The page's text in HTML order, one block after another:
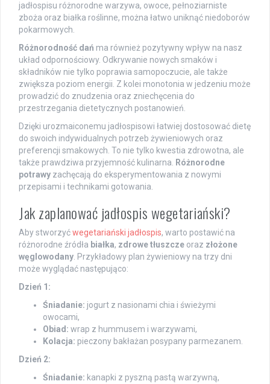
jadłospisu różnorodne warzywa, owoce, pełnoziarniste
zboża oraz białka roślinne, można łatwo uniknąć niedoborów
pokarmowych.
Różnorodność dań ma również pozytywny wpływ na nasz
układ odpornościowy. Odkrywanie nowych smaków i
składników nie tylko poprawia samopoczucie, ale także
zwiększa poziom energii. Z kolei monotonia w jedzeniu może
prowadzić do znudzenia oraz zniechęcenia do
przestrzegania dietetycznych postanowień.
Dzięki urozmaiconemu jadłospisowi łatwiej dostosować dietę
do swoich indywidualnych potrzeb żywieniowych oraz
preferencji smakowych. To nie tylko kwestia zdrowotna, ale
także prawdziwa przyjemność kulinarna.
Różnorodne
potrawy zachęcają do eksperymentowania z nowymi
przepisami i technikami gotowania.
Jak zaplanować jadłospis wegetariański?
Aby stworzyćwegetariański jadłospis, warto postawić na
różnorodne źródła białka, zdrowe tłuszcze oraz złożone
węglowodany . Przykładowy plan żywieniowy na trzy dni
może wyglądać następująco:
Dzień 1:
Śniadanie: jogurt z nasionami chia i świeżymi
owocami,
Obiad: wrap z hummusem i warzywami,
Kolacja: pieczony bakłażan posypany parmezanem.
Dzień 2:
Śniadanie: kanapki z pyszną pastą warzywną,